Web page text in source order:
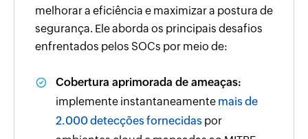
melhorar a eficiência e maximizar a postura de
segurança. Ele aborda os principais desafios
enfrentados pelos SOCs por meio de:
Cobertura aprimorada de ameaças:
implemente instantaneamente mais de
2.000 detecções fornecidas por